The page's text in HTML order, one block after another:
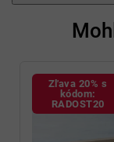
Zľava 20% s
kódom:
RADOST20